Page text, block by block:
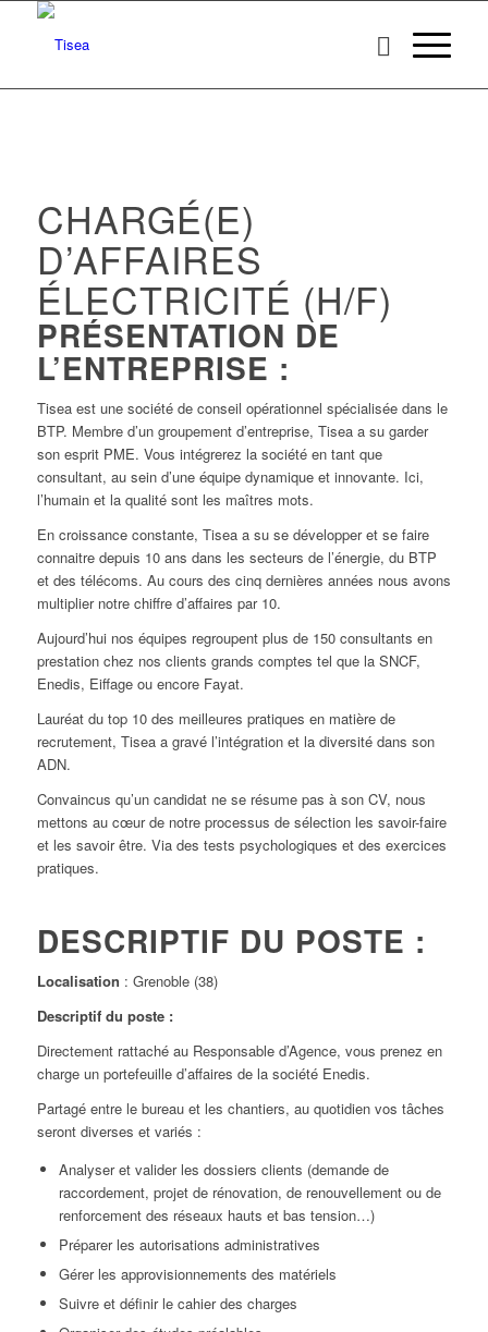
CHARGÉ(E)
D’AFFAIRES
ÉLECTRICITÉ (H/F)
PRÉSENTATION DE
L’ENTREPRISE :
Tisea est une société de conseil opérationnel spécialisée dans le
BTP. Membre d’un groupement d’entreprise, Tisea a su garder
son esprit PME. Vous intégrerez la société en tant que
consultant, au sein d’une équipe dynamique et innovante. Ici,
l’humain et la qualité sont les maîtres mots.
En croissance constante, Tisea a su se développer et se faire
connaitre depuis 10 ans dans les secteurs de l’énergie, du BTP
et des télécoms. Au cours des cinq dernières années nous avons
multiplier notre chiffre d’affaires par 10.
Aujourd’hui nos équipes regroupent plus de 150 consultants en
prestation chez nos clients grands comptes tel que la SNCF,
Enedis, Eiffage ou encore Fayat.
Lauréat du top 10 des meilleures pratiques en matière de
recrutement, Tisea a gravé l’intégration et la diversité dans son
ADN.
Convaincus qu’un candidat ne se résume pas à son CV, nous
mettons au cœur de notre processus de sélection les savoir-faire
et les savoir être. Via des tests psychologiques et des exercices
pratiques.
DESCRIPTIF DU POSTE :
Localisation : Grenoble (38)
Descriptif du poste :
Directement rattaché au Responsable d’Agence, vous prenez en
charge un portefeuille d’affaires de la société Enedis.
Partagé entre le bureau et les chantiers, au quotidien vos tâches
seront diverses et variés :
Analyser et valider les dossiers clients (demande de
raccordement, projet de rénovation, de renouvellement ou de
renforcement des réseaux hauts et bas tension…)
Préparer les autorisations administratives
Gérer les approvisionnements des matériels
Suivre et définir le cahier des charges